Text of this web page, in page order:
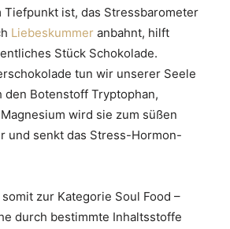
Tiefpunkt ist, das Stressbarometer
Liebeskummer anbahnt, hilft
Stück Schokolade.
tun wir unserer Seele
den Botenstoff Tryptophan,
wird sie zum süßen
und senkt das Stress-Hormon-
zur Kategorie Soul Food –
durch bestimmte Inhaltsstoffe